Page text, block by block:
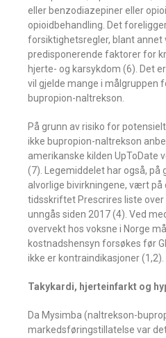
eller benzodiazepiner eller
opioidbehandling. Det
forsiktighetsregler, blant annet
predisponerende faktorer for
hjerte- og karsykdom (6). Det
vil gjelde mange i målgruppen
bupropion-naltrekson.
På grunn av risiko for
ikke bupropion-naltrekson
amerikanske kilden UpToDate
(7). Legemiddelet har også, på
alvorlige bivirkningene, vært
tidsskriftet Prescrires liste
unngås siden 2017 (4). Ved
overvekt hos voksne i Norge
kostnadshensyn forsøkes før
ikke er kontraindikasjoner (1,2).
Takykardi, hjerteinfarkt og
Da Mysimba (naltrekson-
markedsføringstillatelse var